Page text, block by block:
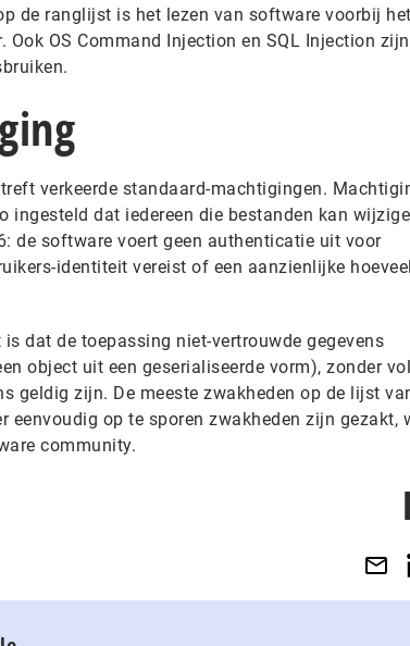
de ranglijst is het lezen van software voorbij
OS Command Injection en SQL Injection zijn
verkeerde standaard-machtigingen.
ingesteld dat iedereen die bestanden kan
de software voert geen authenticatie uit voor
identiteit vereist of een aanzienlijke
dat de toepassing niet-vertrouwde gegevens
object uit een geserialiseerde vorm), zonder
geldig zijn. De meeste zwakheden op de lijst
op te sporen zwakheden zijn gezakt,
community.